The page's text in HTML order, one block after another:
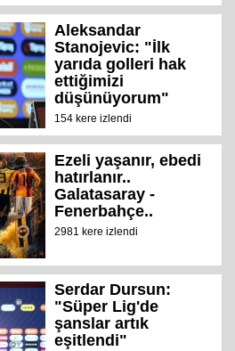
Aleksandar
Stanojevic: "İlk
yarıda golleri hak
ettiğimizi
düşünüyorum"
154 kere izlendi
Ezeli yaşanır, ebedi
hatırlanır..
Galatasaray -
Fenerbahçe..
2981 kere izlendi
Serdar Dursun:
"Süper Lig'de
şanslar artık
eşitlendi"